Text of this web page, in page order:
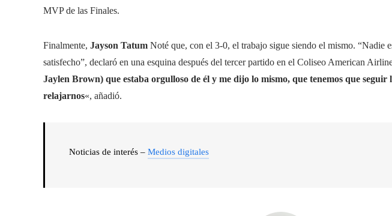
MVP de las Finales.
Finalmente, Jayson Tatum Noté que, con el 3-0, el trabajo sigue siendo el mismo. “Nadie
satisfecho”, declaró en una esquina después del tercer partido en el Coliseo American
Jaylen Brown) que estaba orgulloso de él y me dijo lo mismo, que tenemos que seguir
relajarnos«, añadió.
Noticias de interés – Medios digitales